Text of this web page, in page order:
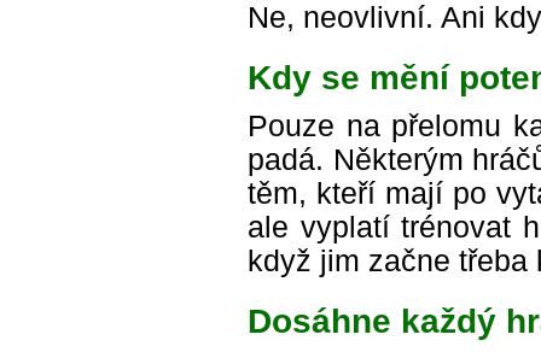
Ne, neovlivní. Ani
Kdy se mění
Pouze na přelomu
padá. Některým
těm, kteří mají po
ale vyplatí trénovat
když jim začne třeba
Dosáhne každý